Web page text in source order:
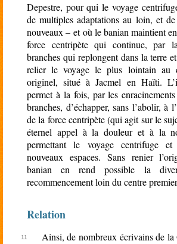
Depestre, pour qui le voyage
de multiples adaptations au loin, et
nouveaux – et où le banian maintient
force centripète qui continue, par
branches qui replongent dans la terre
relier le voyage le plus lointain au
originel, situé à Jacmel en Haïti.
permet à la fois, par les
branches, d’échapper, sans l’abolir, à
de la force centripète (qui agit sur le
éternel appel à la douleur et à la
permettant le voyage centrifuge et
nouveaux espaces. Sans renier
banian en rend possible la
recommencement loin du centre
Relation
Ainsi, de nombreux écrivains de la